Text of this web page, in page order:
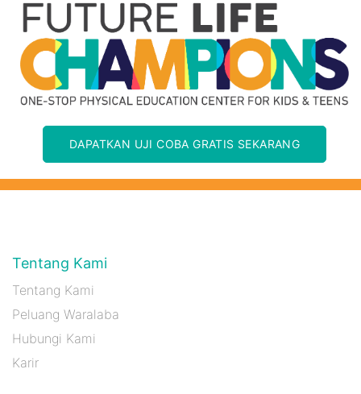
DAPATKAN UJI COBA GRATIS SEKARANG
Tentang Kami
Tentang Kami
Peluang Waralaba
Hubungi Kami
Karir